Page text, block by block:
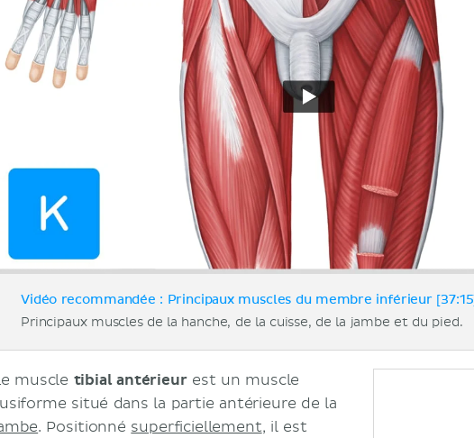
Vidéo recommandée : Principaux muscles du membre inférieur [37:15]
Principaux muscles de la hanche, de la cuisse, de la jambe et du pied.
muscle tibial antérieur est un muscle
situé dans la partie antérieure de la
. Positionné superficiellement, il est